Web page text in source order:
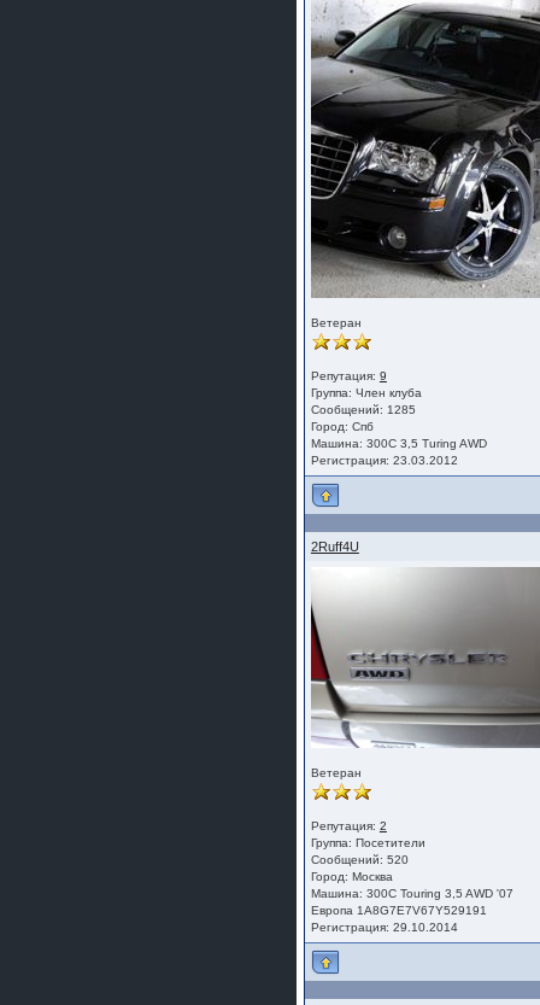
Ветеран
Репутация: 9
Группа: Член клуба
Сообщений: 1285
Город: Спб
Машина: 300С 3,5 Turing AWD
Регистрация: 23.03.2012
2Ruff4U
Ветеран
Репутация: 2
Группа: Посетители
Сообщений: 520
Город: Москва
Машина: 300С Touring 3,5 AWD '07
Европа 1A8G7E7V67Y529191
Регистрация: 29.10.2014